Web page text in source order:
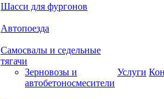
Шасси для фургонов
Автопоезда
Самосвалы и седельные
тягачи
Зерновозы и
автобетоносмесители
Услуги